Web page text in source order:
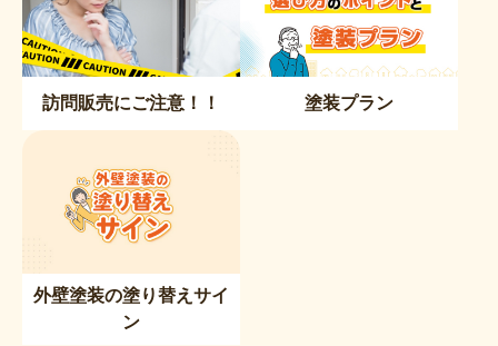
訪問販売にご注意！！ 塗装プラン
外壁塗装の塗り替えサイ
ン